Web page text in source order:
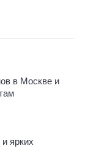
в Москве и
ярких